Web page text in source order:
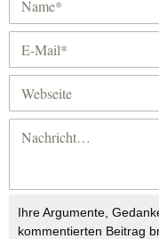
Ihre Argumente,
kommentierten Beitrag